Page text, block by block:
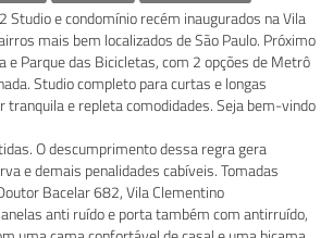
Studio e condomínio recém inaugurados na Vila
mais bem localizados de São Paulo. Próximo
e Parque das Bicicletas, com 2 opções de Metrô
Studio completo para curtas e longas
tranquila e repleta comodidades. Seja bem-vindo
O descumprimento dessa regra gera
e demais penalidades cabíveis. Tomadas
Bacelar 682, Vila Clementino
anti ruído e porta também com antirruído,